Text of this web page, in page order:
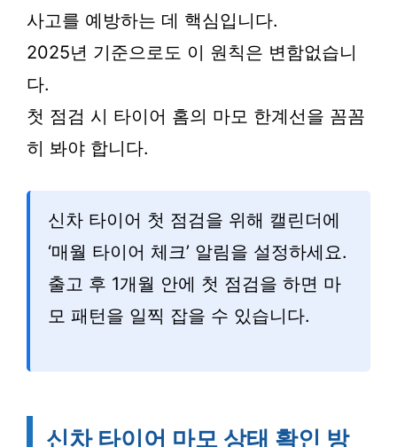
사고를 예방하는 데 핵심입니다.
2025년 기준으로도 이 원칙은 변함없습니
다.
첫 점검 시 타이어 홈의 마모 한계선을 꼼꼼
히 봐야 합니다.
신차 타이어 첫 점검을 위해 캘린더에
‘매월 타이어 체크’ 알림을 설정하세요.
출고 후 1개월 안에 첫 점검을 하면 마
모 패턴을 일찍 잡을 수 있습니다.
신차 타이어 마모 상태 확인 방